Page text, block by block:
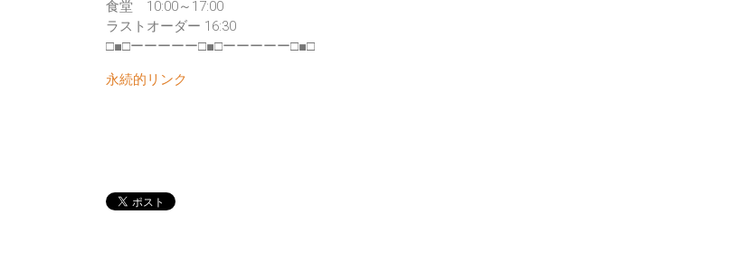
食堂 10:00～17:00
ラストオーダー 16:30
□■□ーーーーー□■□ーーーーー□■□
永続的リンク